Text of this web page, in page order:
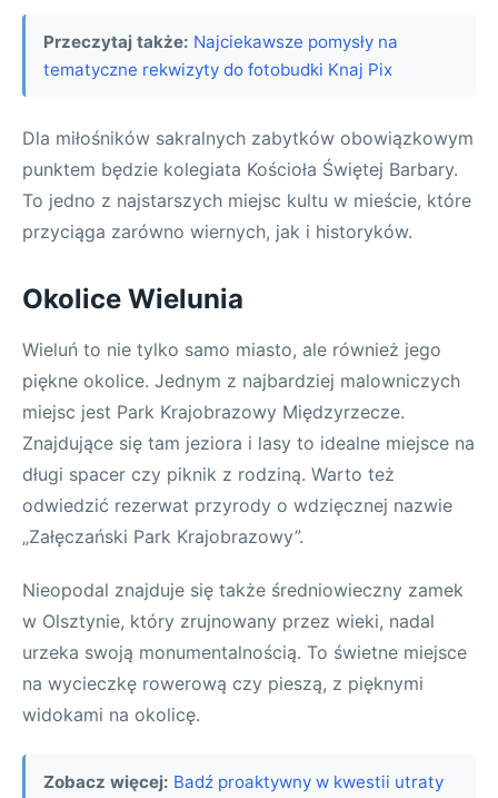
Przeczytaj także: Najciekawsze pomysły na
tematyczne rekwizyty do fotobudki Knaj Pix
Dla miłośników sakralnych zabytków obowiązkowym
punktem będzie kolegiata Kościoła Świętej Barbary.
To jedno z najstarszych miejsc kultu w mieście, które
przyciąga zarówno wiernych, jak i historyków.
Okolice Wielunia
Wieluń to nie tylko samo miasto, ale również jego
piękne okolice. Jednym z najbardziej malowniczych
miejsc jest Park Krajobrazowy Międzyrzecze.
Znajdujące się tam jeziora i lasy to idealne miejsce na
długi spacer czy piknik z rodziną. Warto też
odwiedzić rezerwat przyrody o wdzięcznej nazwie
„Załęczański Park Krajobrazowy”.
Nieopodal znajduje się także średniowieczny zamek
w Olsztynie, który zrujnowany przez wieki, nadal
urzeka swoją monumentalnością. To świetne miejsce
na wycieczkę rowerową czy pieszą, z pięknymi
widokami na okolicę.
Zobacz więcej: Badź proaktywny w kwestii utraty